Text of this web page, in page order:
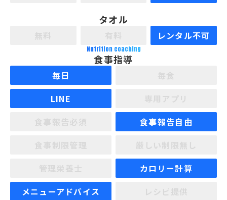
タオル
レンタル不可
Nutrition coaching
食事指導
毎日
LINE
食事報告自由
カロリー計算
メニューアドバイス